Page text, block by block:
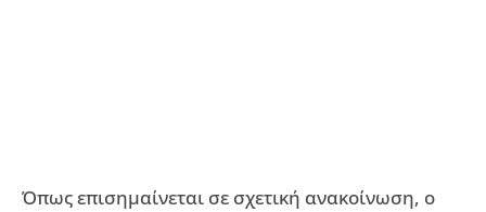
Όπως επισημαίνεται σε σχετική ανακοίνωση, ο